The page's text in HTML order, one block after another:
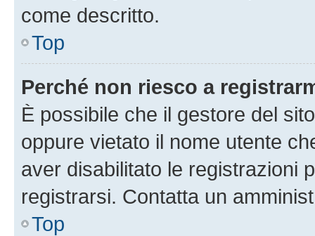
come descritto.
Top
Perché non riesco a
È possibile che il gestore del
oppure vietato il nome utente
aver disabilitato le registrazioni
registrarsi. Contatta un
Top